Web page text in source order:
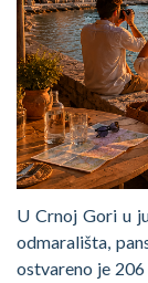
U Crnoj Gori u
odmarališta,
ostvareno je